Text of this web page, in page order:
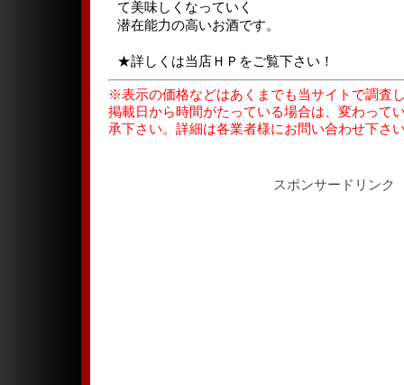
て美味しくなっていく
潜在能力の高いお酒です。
★詳しくは当店ＨＰをご覧下さい！
※表示の価格などはあくまでも当サイトで調査
掲載日から時間がたっている場合は、変わって
承下さい。詳細は各業者様にお問い合わせ下さ
スポンサードリンク